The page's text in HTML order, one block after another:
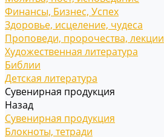
Финансы, Бизнес, Успех
Здоровье, исцеление, чудеса
Проповеди, пророчества, лекции
Художественная литература
Библии
Детская литература
Сувенирная продукция
Назад
Сувенирная продукция
Блокноты, тетради